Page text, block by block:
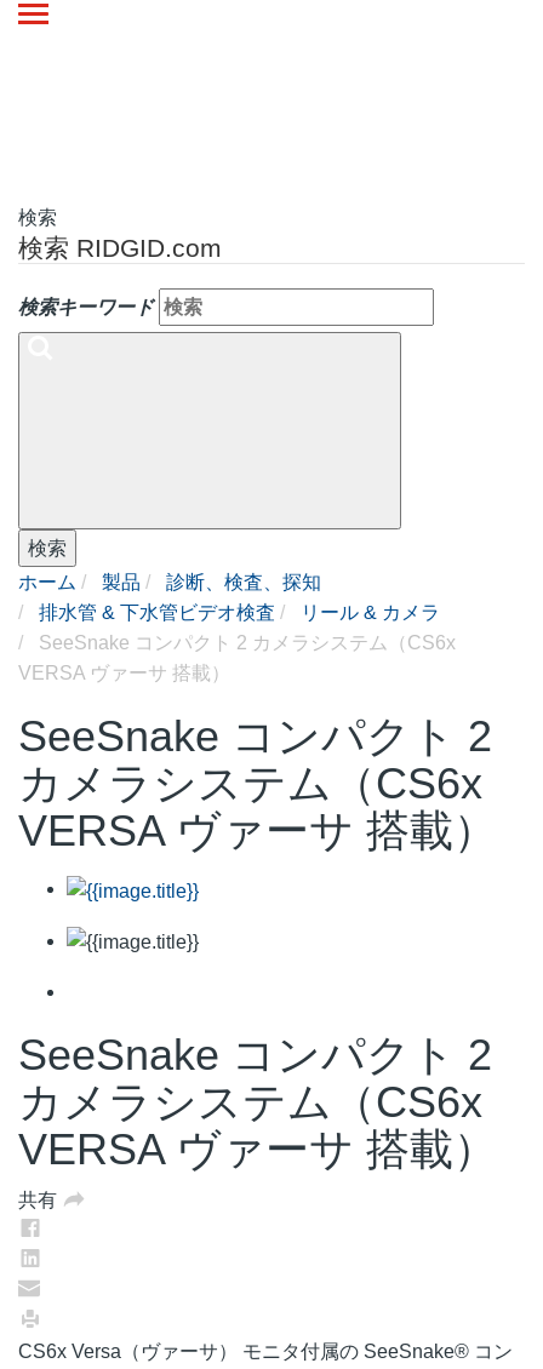
Toggle
検索
検索 RIDGID.com
検索キーワード
検索
ホーム
製品
診断、検査、探知
排水管 & 下水管ビデオ検査
リール & カメラ
SeeSnake コンパクト 2 カメラシステム（CS6x
VERSA ヴァーサ 搭載）
SeeSnake コンパクト 2
カメラシステム（CS6x
VERSA ヴァーサ 搭載）
SeeSnake コンパクト 2
カメラシステム（CS6x
VERSA ヴァーサ 搭載）
共有
CS6x Versa（ヴァーサ） モニタ付属の SeeSnake® コン